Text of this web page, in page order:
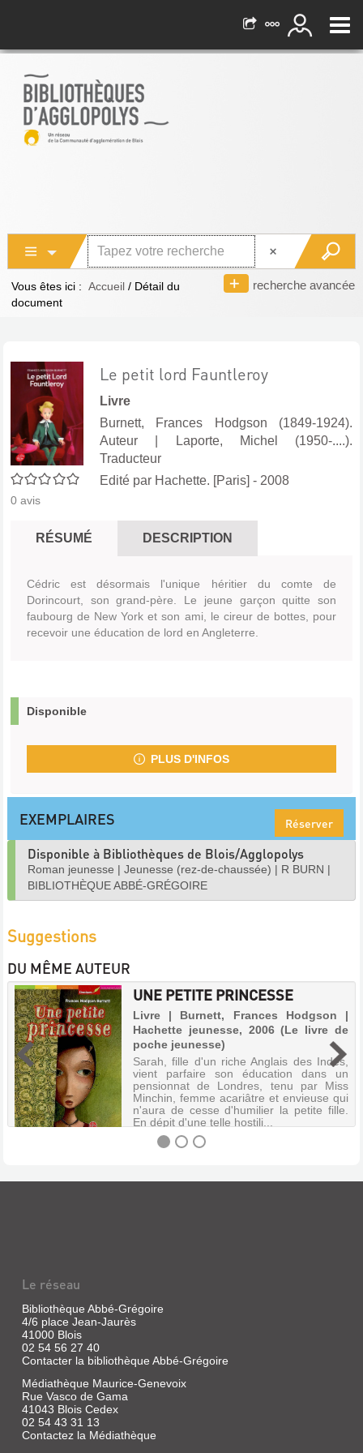
recherche avancée
Vous êtes ici : Accueil / Détail du
document
0/5
0 avis
Le petit lord Fauntleroy
Livre
Burnett, Frances Hodgson (1849-1924).
Auteur
Laporte, Michel (1950-....).
Traducteur
Edité par Hachette. [Paris] - 2008
RÉSUMÉ DESCRIPTION
Cédric est désormais l'unique héritier du comte de
Dorincourt, son grand-père. Le jeune garçon quitte son
faubourg de New York et son ami, le cireur de bottes, pour
recevoir une éducation de lord en Angleterre.
Disponible
PLUS D'INFOS
EXEMPLAIRES Réserver
Disponible à Bibliothèques de Blois/Agglopolys
Roman jeunesse | Jeunesse (rez-de-chaussée) | R BURN |
BIBLIOTHÈQUE ABBÉ-GRÉGOIRE
Suggestions
DU MÊME AUTEUR
UNE PETITE PRINCESSE
Livre | Burnett, Frances Hodgson |
Hachette jeunesse, 2006 (Le livre de
poche jeunesse)
Sarah, fille d'un riche Anglais des Indes,
vient parfaire son éducation dans un
pensionnat de Londres, tenu par Miss
Minchin, femme acariâtre et envieuse qui
n'aura de cesse d'humilier la petite fille.
En dépit d'une telle hostili...
Burnett,
Hodgson
Hachette
jeunesse,
(Le
livre
de
poche
Le réseau
Bibliothèque Abbé-Grégoire
4/6 place Jean-Jaurès
41000 Blois
02 54 56 27 40
Contacter la bibliothèque Abbé-Grégoire
Médiathèque Maurice-Genevoix
Rue Vasco de Gama
41043 Blois Cedex
02 54 43 31 13
Contactez la Médiathèque